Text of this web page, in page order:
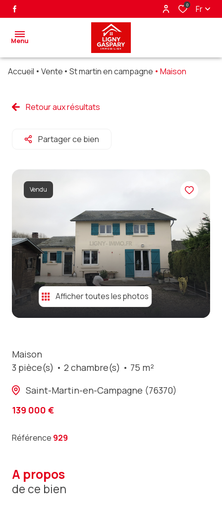
0 Fr
Menu
ventes
vendus
partenaires
contact
Accueil Vente St martin en campagne Maison
Retour aux résultats
Partager ce bien
Vendu
Afficher toutes les photos
Maison
3 pièce(s)
2 chambre(s)
75 m²
Saint-Martin-en-Campagne (76370)
139 000 €
Référence 929
a propos
de ce bien